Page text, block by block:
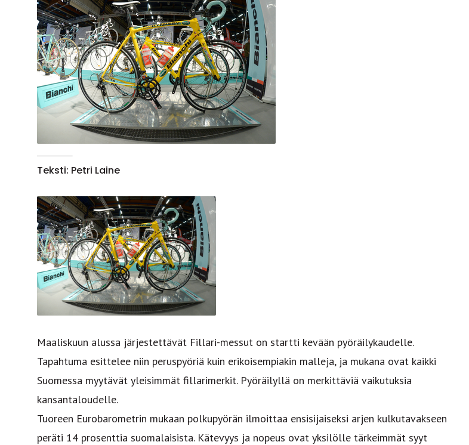
Teksti: Petri Laine
Maaliskuun alussa järjestettävät Fillari-messut on startti kevään pyöräilykaudelle.
Tapahtuma esittelee niin peruspyöriä kuin erikoisempiakin malleja, ja mukana ovat kaikki
Suomessa myytävät yleisimmät fillarimerkit. Pyöräilyllä on merkittäviä vaikutuksia
kansantaloudelle.
Tuoreen Eurobarometrin mukaan polkupyörän ilmoittaa ensisijaiseksi arjen kulkutavakseen
peräti 14 prosenttia suomalaisista. Kätevyys ja nopeus ovat yksilölle tärkeimmät syyt